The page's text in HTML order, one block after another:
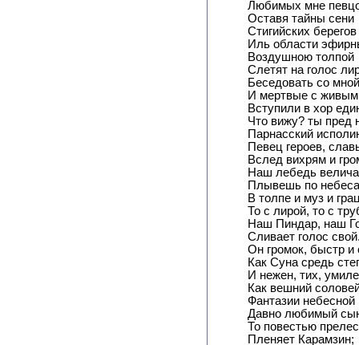
Любимых мне
Оставя тайны сени
Стигийских берегов
Иль области
Воздушною толпой
Слетят на голос
Беседовать со
И мертвые с
Вступили в хор
Что вижу? ты пред
Парнасский
Певец героев,
Вслед вихрям и
Наш лебедь
Плывешь по
В толпе и муз и
То с лирой, то с
Наш Пиндар, наш
Сливает голос
Он громок, быстр и
Как Суна средь
И нежен, тих,
Как вешний
Фантазии небесной
Давно любимый
То повестью
Пленяет Карамзин;